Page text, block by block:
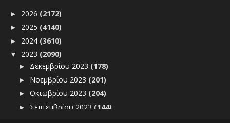
► 2026 (2172)
► 2025 (4140)
► 2024 (3610)
▼ 2023 (2090)
► Δεκεμβρίου 2023 (178)
► Νοεμβρίου 2023 (201)
► Οκτωβρίου 2023 (204)
► Σεπτεμβρίου 2023 (144)